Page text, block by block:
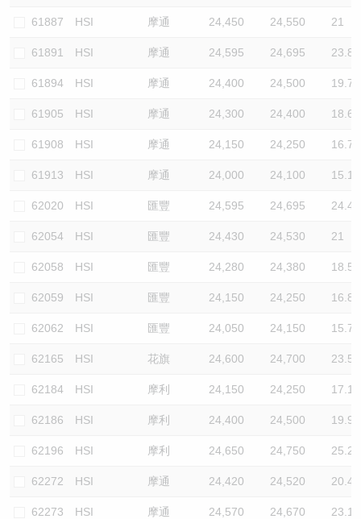
61887 HSI 摩通 24,450 24,550 21
61891 HSI 摩通 24,595 24,695 23.8
61894 HSI 摩通 24,400 24,500 19.7
61905 HSI 摩通 24,300 24,400 18.6
61908 HSI 摩通 24,150 24,250 16.7
61913 HSI 摩通 24,000 24,100 15.1
62020 HSI 匯豐 24,595 24,695 24.4
62054 HSI 匯豐 24,430 24,530 21
62058 HSI 匯豐 24,280 24,380 18.5
62059 HSI 匯豐 24,150 24,250 16.8
62062 HSI 匯豐 24,050 24,150 15.7
62165 HSI 花旗 24,600 24,700 23.5
62184 HSI 摩利 24,150 24,250 17.1
62186 HSI 摩利 24,400 24,500 19.9
62196 HSI 摩利 24,650 24,750 25.2
62272 HSI 摩通 24,420 24,520 20.4
62273 HSI 摩通 24,570 24,670 23.1